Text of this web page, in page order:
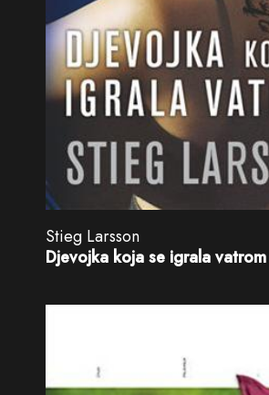
Stieg Larsson
Djevojka koja se igrala vatrom